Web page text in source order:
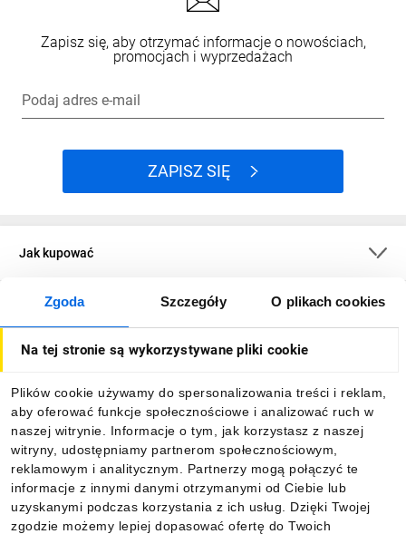
Zgoda Szczegóły O plikach cookies
Na tej stronie są wykorzystywane pliki cookie
Plików cookie używamy do spersonalizowania treści i reklam,
aby oferować funkcje społecznościowe i analizować ruch w
naszej witrynie. Informacje o tym, jak korzystasz z naszej
witryny, udostępniamy partnerom społecznościowym,
reklamowym i analitycznym. Partnerzy mogą połączyć te
informacje z innymi danymi otrzymanymi od Ciebie lub
uzyskanymi podczas korzystania z ich usług. Dzięki Twojej
zgodzie możemy lepiej dopasować ofertę do Twoich
Zapisz się, aby otrzymać informacje o nowościach,
promocjach i wyprzedażach
Podaj adres e-mail
ZAPISZ SIĘ
Jak kupować
O firmie
Informacje
Pobierz naszą aplikację mobilną: